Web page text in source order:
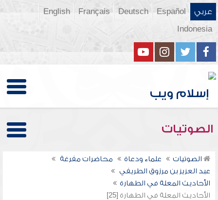
عربي Español
Deutsch
Français
English
Indonesia
الصوتيات
الصوتيات علماء ودعاة
محاضرات مفرغة
عبد العزيز بن مرزوق الطريفي
الأحاديث المعلة في الطهارة
الأحاديث المعلة في الطهارة [25]